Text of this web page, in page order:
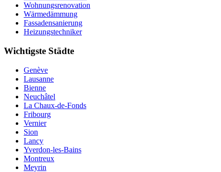
Wohnungsrenovation
Wärmedämmung
Fassadensanierung
Heizungstechniker
Wichtigste Städte
Genève
Lausanne
Bienne
Neuchâtel
La Chaux-de-Fonds
Fribourg
Vernier
Sion
Lancy
Yverdon-les-Bains
Montreux
Meyrin